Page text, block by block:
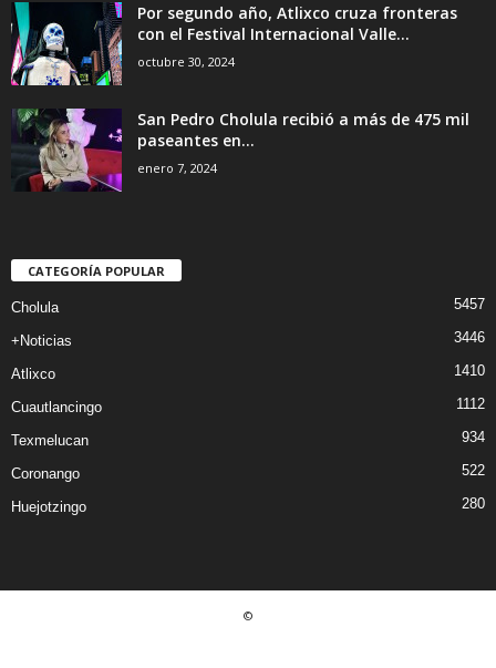
Por segundo año, Atlixco cruza fronteras
con el Festival Internacional Valle...
octubre 30, 2024
San Pedro Cholula recibió a más de 475 mil
paseantes en...
enero 7, 2024
CATEGORÍA POPULAR
Cholula 5457
+Noticias 3446
Atlixco 1410
Cuautlancingo 1112
Texmelucan 934
Coronango 522
Huejotzingo 280
©